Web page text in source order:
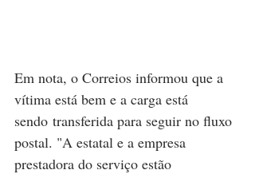
Em nota, o Correios informou que a
vítima está bem e a carga está
sendo transferida para seguir no fluxo
postal. "A estatal e a empresa
prestadora do serviço estão